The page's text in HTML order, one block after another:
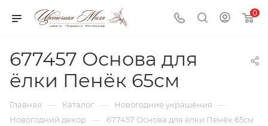
0
677457 Основа для
ёлки Пенёк 65см
Главная — Каталог — Новогодние украшения —
Новогодний декор — 677457 Основа для ёлки Пенёк 65см